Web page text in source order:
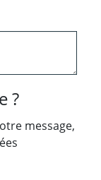
?
message,